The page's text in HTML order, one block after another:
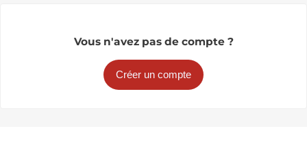
Vous n'avez pas de compte ?
Créer un compte